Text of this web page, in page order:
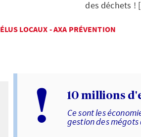
des déchets !
ÉLUS LOCAUX - AXA PRÉVENTION
! 10 millions
Ce sont les
gestion des